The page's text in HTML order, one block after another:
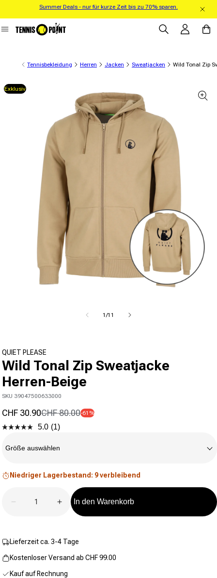
zum Inhalt
Summer Deals - nur für kurze Zeit bis zu 70% sparen.
Einloggen
Tennisbekleidung Herren Jacken Sweatjacken Wild Tonal Zip
Exklusiv springen
1/von
11
QUIET PLEASE
Wild Tonal Zip Sweatjacke
Herren-Beige
SKU 39047500633000
Verkaufspreis
CHF 30.90
Normaler PreisCHF 80.00-61%
5.0 Bewertung
Link
(1)
Größe auswählen
Niedriger Lagerbestand: 9 verbleibend
Verringere die Menge für Wild Tonal Zip Sweatjacke
Erhöhe die Menge für Wild Tonal Zip
In den Warenkorb
Lieferzeit ca. 3-4 Tage
Kostenloser Versand ab CHF 99.00
Kauf auf Rechnung